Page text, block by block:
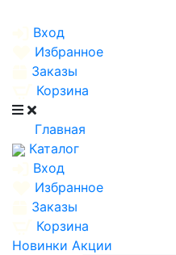
Вход
Избранное
Заказы
Корзина
Главная
Каталог
Вход
Избранное
Заказы
Корзина
Новинки Акции